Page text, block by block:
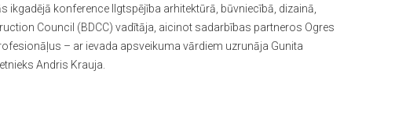
ikgadējā konference Ilgtspējība arhitektūrā, būvniecībā, dizainā,
Council (BDCC) vadītāja, aicinot sadarbības partneros Ogres
– ar ievada apsveikuma vārdiem uzrunāja Gunita
Andris Krauja.